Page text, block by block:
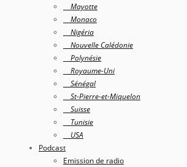
Mayotte
Monaco
Nigéria
Nouvelle Calédonie
Polynésie
Royaume-Uni
Sénégal
St-Pierre-et-Miquelon
Suisse
Tunisie
USA
Podcast
Emission de radio